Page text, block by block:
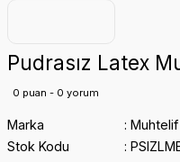
Pudrasız Latex
0 puan - 0 yorum
Marka
Muhtelif
Stok Kodu